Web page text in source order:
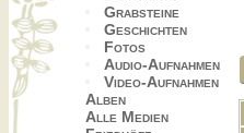
Grabsteine
Geschichten
Fotos
Audio-Aufnahmen
Video-Aufnahmen
Alben
Alle Medien